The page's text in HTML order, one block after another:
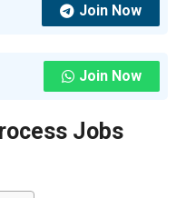
Join Now
Join Now
Jobs